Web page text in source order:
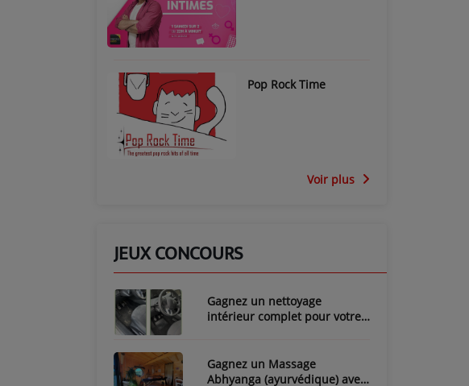
Pop Rock Time
Voir plus
JEUX CONCOURS
Gagnez un nettoyage
intérieur complet pour votre
Gagnez un Massage
Abhyanga (ayurvédique) avec